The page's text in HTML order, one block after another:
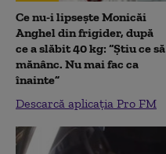
Ce nu-i lipsește Monicăi
Anghel din frigider, după
ce a slăbit 40 kg: “Știu ce să
mănânc. Nu mai fac ca
înainte”
Descarcă aplicația Pro FM